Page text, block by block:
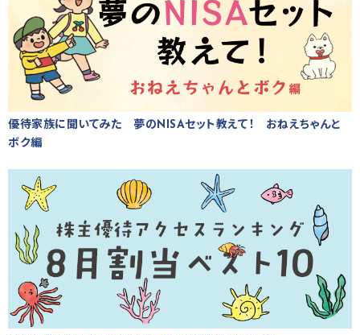
優待家族に聞いてみた 夢のNISAセット教えて！ おねえちゃんと
ボク編